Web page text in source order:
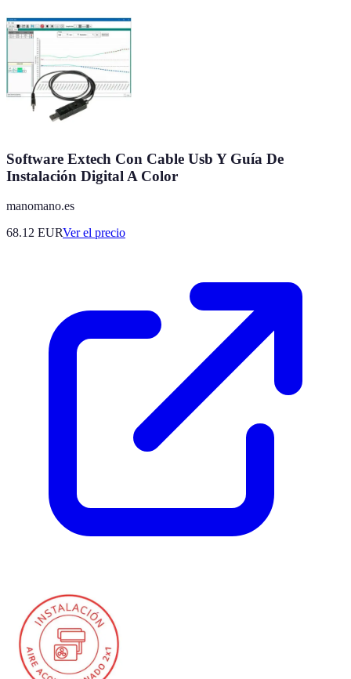
Software Extech Con Cable Usb Y Guía De
Instalación Digital A Color
manomano.es
68.12 EURVer el precio